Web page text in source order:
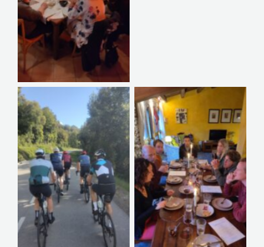
Geen bijschrift Geen bijschrift